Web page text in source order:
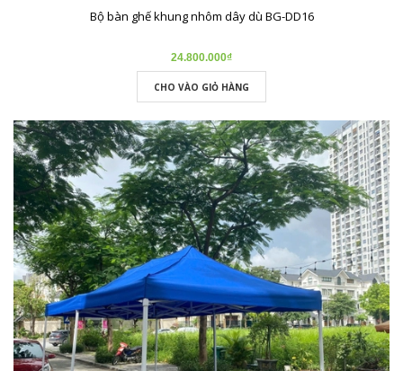
Bộ bàn ghế khung nhôm dây dù BG-DD16
24.800.000₫
CHO VÀO GIỎ HÀNG